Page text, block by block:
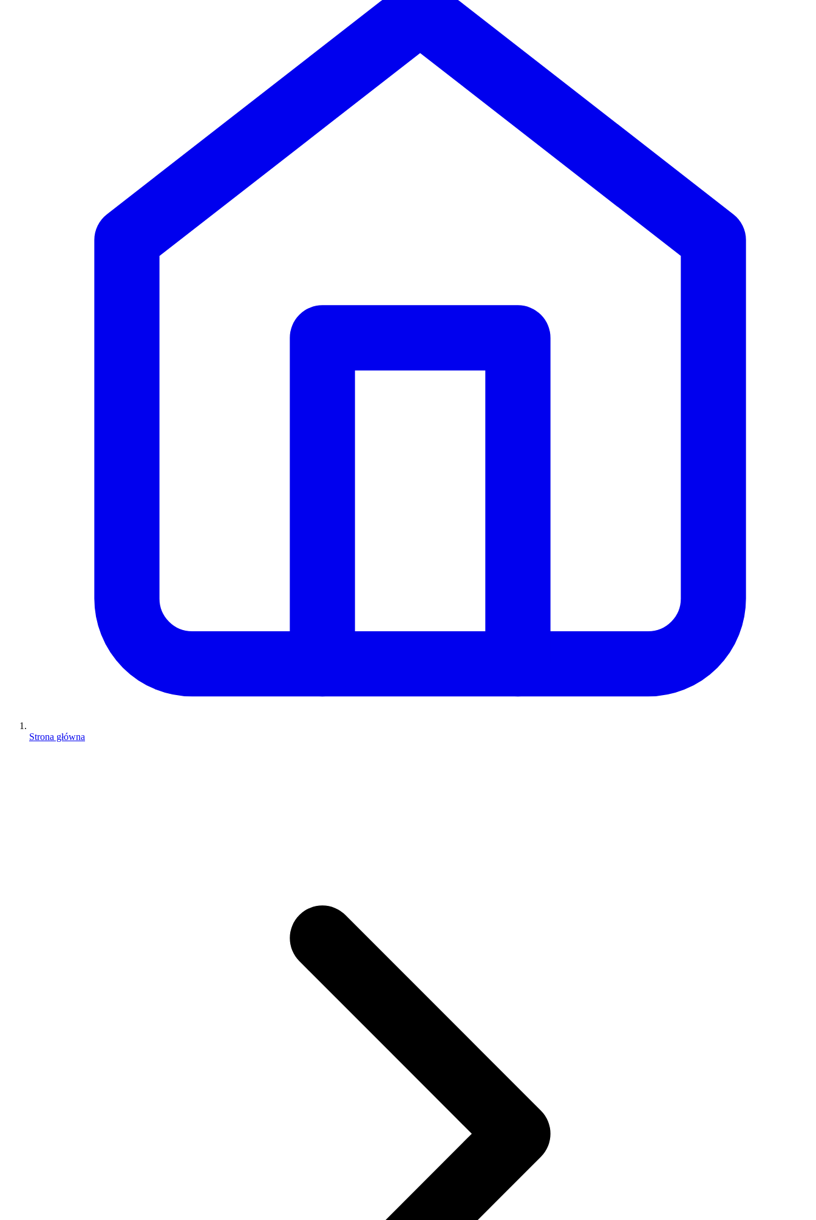
Strona główna